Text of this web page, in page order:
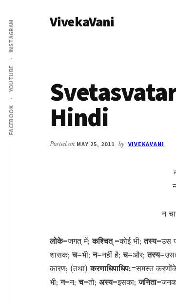
main
content
primary
sidebar
Additional
menu
FACEBOOK
YOUTUBE
INSTAGRAM VivekaVani
Hindi
Posted on MAY 25, 2011 by VIVEKAVANI
न
लोके=जगत् में;कश्चित् =कोई भी;तस्य=उस
शासक;च=भी;न=नहीं है;च=और;तस्य=
कारण; (तथा)करणाधिपाधिप:=समस्त
भी;न=न;च=तो; अस्य=इसका;जनिता=